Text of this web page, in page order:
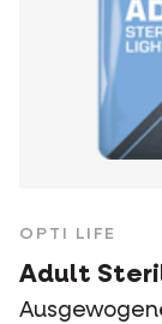
OPTI LIFE
Adult